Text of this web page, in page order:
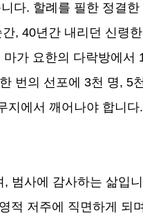
다. 할례를 필한 정결한
간, 40년간 내리던 신령
가 요한의 다락방에서
번의 선포에 3천 명, 5
지에서 깨어나야 합니다.
, 범사에 감사하는 삶입
적 저주에 직면하게 되며